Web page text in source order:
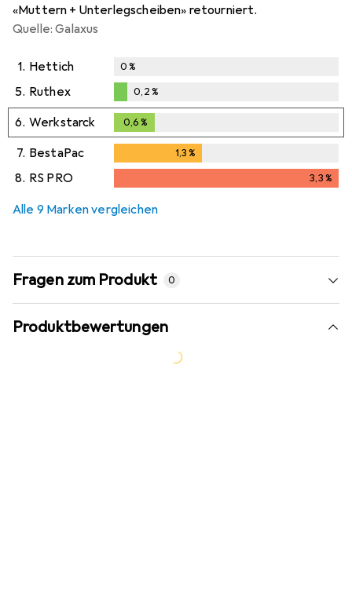
«Muttern + Unterlegscheiben» retourniert.
Quelle: Galaxus
1. Hettich 0%
5. Ruthex
0,2%
0,2%
6. Werkstarck 0,6 %
7. BestaPac 1,3%
8. RS PRO 3,3%
Alle 9 Marken vergleichen
Fragen zum Produkt 0
Produktbewertungen